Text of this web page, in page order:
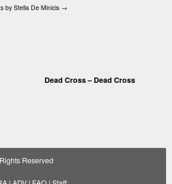
by Stella De Minicis →
Dead Cross – Dead Cross
Reserved